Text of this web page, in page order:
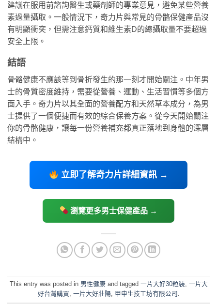
建議在服用前諮詢醫生或藥劑師的專業意見，避免某些營養
素過量攝取。一般情況下，奇力片與常見的骨骼保健產品沒
有明顯衝突，但需注意鈣質和維生素D的總攝取量不要超過
安全上限。
結語
骨骼健康不應該等到骨折發生的那一刻才開始關注。中年男
士的骨質密度維持，需要從營養、運動、生活習慣等多個方
面入手。奇力片以其全面的營養配方和天然草本成分，為男
士提供了一個便捷而有效的綜合保養方案。從今天開始關注
你的骨骼健康，讓每一份營養補充都真正落地到身體的深層
結構中。
立即了解奇力片詳細資訊 →
瀏覽更多男士保健產品 →
This entry was posted in 男性健康and tagged 一片大好30粒裝, 一片大
好台灣購買, 一片大好壯陽, 甲申生技工坊有限公司 .